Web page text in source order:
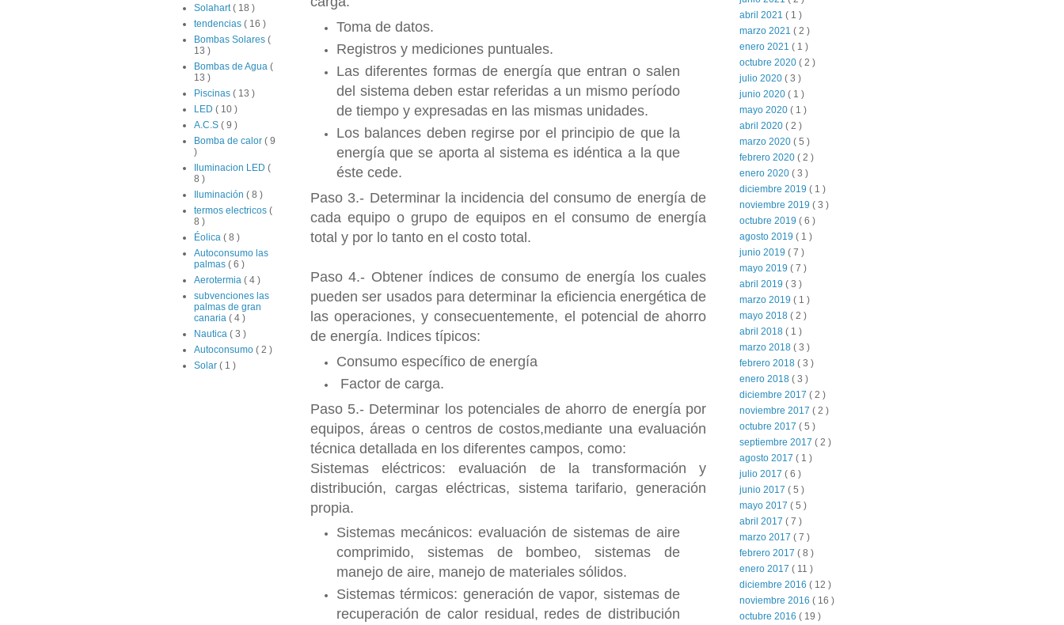
Toma de datos.
Registros y mediciones puntuales.
Las diferentes formas de energía que entran o salen
del sistema deben estar referidas a un mismo período
de tiempo y expresadas en las mismas unidades.
Los balances deben regirse por el principio de que la
energía que se aporta al sistema es idéntica a la que
éste cede.
Paso 3.- Determinar la incidencia del consumo de energía de
cada equipo o grupo de equipos en el consumo de energía
total y por lo tanto en el costo total.
Paso 4.- Obtener índices de consumo de energía los cuales
pueden ser usados para determinar la eficiencia energética de
las operaciones, y consecuentemente, el potencial de ahorro
de energía. Indices típicos:
Consumo específico de energía
Factor de carga.
Paso 5.- Determinar los potenciales de ahorro de energía por
equipos, áreas o centros de costos,mediante una evaluación
técnica detallada en los diferentes campos, como:
Sistemas eléctricos: evaluación de la transformación y
distribución, cargas eléctricas, sistema tarifario, generación
propia.
Sistemas mecánicos: evaluación de sistemas de aire
comprimido, sistemas de bombeo, sistemas de
manejo de aire, manejo de materiales sólidos.
Sistemas térmicos: generación de vapor, sistemas de
recuperación de calor residual, redes de distribución
Solahart( 18 )
tendencias ( 16 )
Bombas Solares (
13 )
Bombas de Agua (
13 )
Piscinas ( 13 )
LED ( 10 )
A.C.S ( 9 )
Bomba de calor ( 9
)
Iluminacion LED (
8 )
Iluminación ( 8 )
termos electricos (
8 )
Éolica ( 8 )
Autoconsumo las
palmas ( 6 )
Aerotermia ( 4 )
subvenciones las
palmas de gran
canaria ( 4 )
Nautica ( 3 )
Autoconsumo ( 2 )
Solar ( 1 )
abril 2021 ( 1 )
marzo 2021 ( 2 )
enero 2021 ( 1 )
octubre 2020 ( 2 )
julio 2020 ( 3 )
junio 2020 ( 1 )
mayo 2020 ( 1 )
abril 2020 ( 2 )
marzo 2020 ( 5 )
febrero 2020 ( 2 )
enero 2020 ( 3 )
diciembre 2019 ( 1 )
noviembre 2019 ( 3 )
octubre 2019 ( 6 )
agosto 2019 ( 1 )
junio 2019 ( 7 )
mayo 2019 ( 7 )
abril 2019 ( 3 )
marzo 2019 ( 1 )
mayo 2018 ( 2 )
abril 2018 ( 1 )
marzo 2018 ( 3 )
febrero 2018 ( 3 )
enero 2018 ( 3 )
diciembre 2017 ( 2 )
noviembre 2017 ( 2 )
octubre 2017 ( 5 )
septiembre 2017 ( 2 )
agosto 2017 ( 1 )
julio 2017 ( 6 )
junio 2017 ( 5 )
mayo 2017 ( 5 )
abril 2017 ( 7 )
marzo 2017 ( 7 )
febrero 2017 ( 8 )
enero 2017 ( 11 )
diciembre 2016 ( 12 )
noviembre 2016 ( 16 )
octubre 2016 ( 19 )